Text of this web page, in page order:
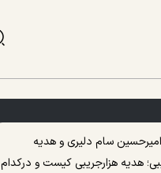
امیرحسین سام دلیری و هدیه
هدیه هزارجریبی کیست و درکدام